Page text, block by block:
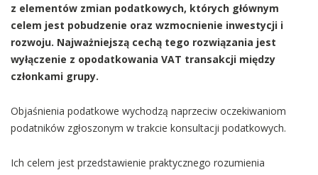
z elementów zmian podatkowych, których głównym
celem jest pobudzenie oraz wzmocnienie inwestycji i
rozwoju. Najważniejszą cechą tego rozwiązania jest
wyłączenie z opodatkowania VAT transakcji między
członkami grupy.
Objaśnienia podatkowe wychodzą naprzeciw oczekiwaniom
podatników zgłoszonym w trakcie konsultacji podatkowych.
Ich celem jest przedstawienie praktycznego rozumienia